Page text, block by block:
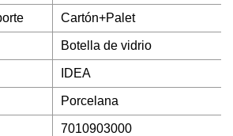
Cartón+Palet
Botella de vidrio
IDEA
Porcelana
7010903000